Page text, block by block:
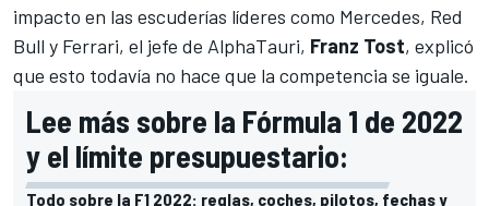
impacto en las escuderías líderes como Mercedes, Red
Bull y Ferrari, el jefe de AlphaTauri, Franz Tost, explicó
que esto todavía no hace que la competencia se iguale.
Lee más sobre la Fórmula 1 de 2022
y el límite presupuestario:
Todo sobre la F1 2022: reglas, coches, pilotos, fechas y